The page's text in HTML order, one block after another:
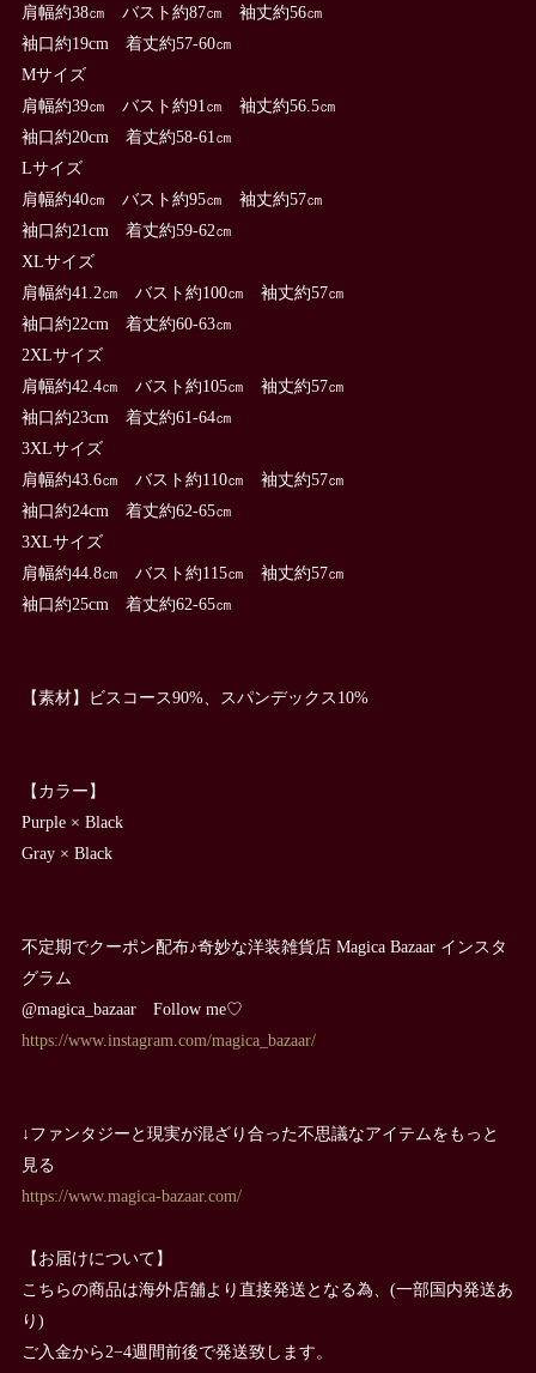
肩幅約38㎝ バスト約87㎝ 袖丈約56㎝
袖口約19cm 着丈約57-60㎝
Mサイズ
肩幅約39㎝ バスト約91㎝ 袖丈約56.5㎝
袖口約20cm 着丈約58-61㎝
Lサイズ
肩幅約40㎝ バスト約95㎝ 袖丈約57㎝
袖口約21cm 着丈約59-62㎝
XLサイズ
肩幅約41.2㎝ バスト約100㎝ 袖丈約57㎝
袖口約22cm 着丈約60-63㎝
2XLサイズ
肩幅約42.4㎝ バスト約105㎝ 袖丈約57㎝
袖口約23cm 着丈約61-64㎝
3XLサイズ
肩幅約43.6㎝ バスト約110㎝ 袖丈約57㎝
袖口約24cm 着丈約62-65㎝
3XLサイズ
肩幅約44.8㎝ バスト約115㎝ 袖丈約57㎝
袖口約25cm 着丈約62-65㎝
【素材】ビスコース90%、スパンデックス10%
【カラー】
Purple × Black
Gray × Black
不定期でクーポン配布♪奇妙な洋装雑貨店 Magica Bazaar インスタ
グラム
@magica_bazaar Follow me♡
https://www.instagram.com/magica_bazaar/
↓ファンタジーと現実が混ざり合った不思議なアイテムをもっと
見る
https://www.magica-bazaar.com/
【お届けについて】
こちらの商品は海外店舗より直接発送となる為、(一部国内発送あ
り)
ご入金から2−4週間前後で発送致します。